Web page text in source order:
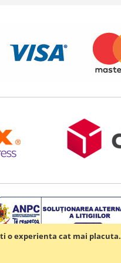
o experienta cat mai placuta.